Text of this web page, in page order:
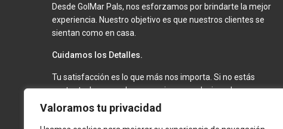
Valoramos tu privacidad
Desde GolMar Pals, nos esforzamos por brindarte la mejor
experiencia. Nuestro objetivo es que nuestros clientes se
sientan como en casa.
Cuidamos los Detalles.
Tu satisfacción es lo que más nos importa. Si no estás
contento, haremos lo necesario para solucionarlo.
Mantenemos nuestros apartamentos en óptimas
condiciones para que tu estancia sea inolvidable.